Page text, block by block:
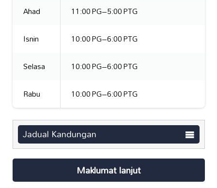
Ahad
11:00 PG–5:00 PTG
Isnin
10:00 PG–6:00 PTG
Selasa
10:00 PG–6:00 PTG
Rabu
10:00 PG–6:00 PTG
Jadual Kandungan
Maklumat lanjut